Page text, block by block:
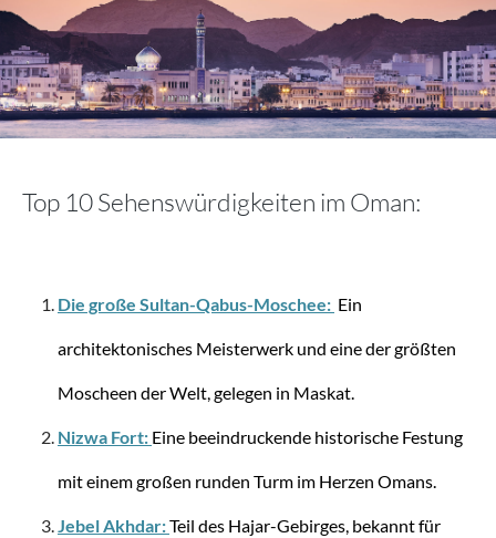
Stratic
Bright + Koffer L (erweiterbar) - Black
Top 10 Sehenswürdigkeiten im Oman:
Die große Sultan-Qabus-Moschee: Ein
architektonisches Meisterwerk und eine der größten
Moscheen der Welt, gelegen in Maskat.
Nizwa Fort: Eine beeindruckende historische Festung
mit einem großen runden Turm im Herzen Omans.
Jebel Akhdar:Teil des Hajar-Gebirges, bekannt für